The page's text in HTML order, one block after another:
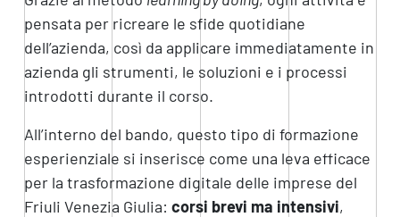
pensata per ricreare le sfide quotidiane
dell’azienda, così da applicare immediatamente in
azienda gli strumenti, le soluzioni e i processi
introdotti durante il corso.
All’interno del bando, questo tipo di formazione
esperienziale si inserisce come una leva efficace
per la trasformazione digitale delle imprese del
Friuli Venezia Giulia: corsi brevi ma intensivi,